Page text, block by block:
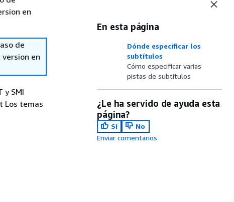
en
de
en
y SMI
Los temas
En esta página
Dónde especificar los
subtítulos
Cómo especificar varias
pistas de subtítulos
¿Le ha servido de ayuda esta
página?
Sí
No
Enviar comentarios